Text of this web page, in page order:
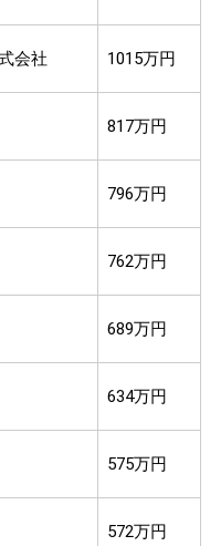
会社 1015万円
817万円
796万円
762万円
689万円
634万円
575万円
572万円